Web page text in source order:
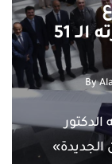
51
By
الجديدة»